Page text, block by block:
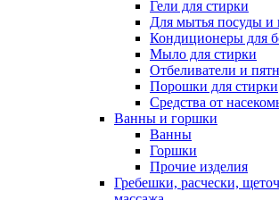
Гели для стирки
Для мытья посуды и
Кондиционеры для
Мыло для стирки
Отбеливатели и
Порошки для стирки
Средства от
Ванны и горшки
Ванны
Горшки
Прочие изделия
Гребешки, расчески,